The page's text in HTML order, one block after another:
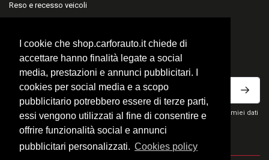
I cookie che shop.carforauto.it chiede di
accettare hanno finalità legate a social
media, prestazioni e annunci pubblicitari. I
cookies per social media e a scopo
pubblicitario potrebbero essere di terze parti,
essi vengono utilizzati al fine di consentire e
offrire funzionalità social e annunci
pubblicitari personalizzati. Cookies policy
Reso e recesso veicoli
ISCRIVITI ALLA NEWSLETTER
Ho letto la privacy policy del sito e acconsento al trattamento dei miei dati
personali per ricevere comunicazioni commerciali.